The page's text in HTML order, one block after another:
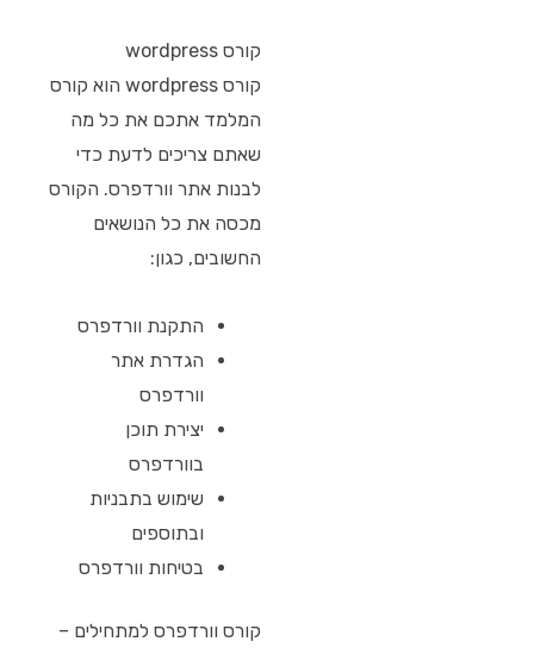
קורס wordpress
קורס wordpress הוא קורס
המלמד אתכם את כל מה
שאתם צריכים לדעת כדי
לבנות אתר וורדפרס. הקורס
מכסה את כל הנושאים
החשובים, כגון:
התקנת וורדפרס
הגדרת אתר
וורדפרס
יצירת תוכן
בוורדפרס
שימוש בתבניות
ובתוספים
בטיחות וורדפרס
קורס וורדפרס למתחילים –